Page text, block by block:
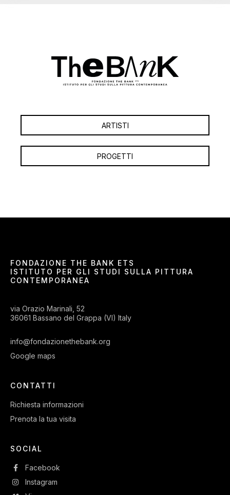
ARTISTI
PROGETTI
FONDAZIONE THE BANK ETS
ISTITUTO PER GLI STUDI SULLA PITTURA
CONTEMPORANEA
via Orazio Marinali, 52
36061 Bassano del Grappa (VI) Italy
info@fondazionethebank.org
Google maps
CONTATTI
Richiesta informazioni
Prenota la tua visita
SOCIAL
Facebook
Instagram